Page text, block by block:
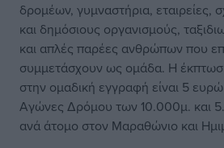
δρομέων, γυμναστήρια, εταιρείες,
και δημόσιους οργανισμούς,
και απλές παρέες ανθρώπων που
συμμετάσχουν ως ομάδα. Η
στην ομαδική εγγραφή είναι 5
Αγώνες Δρόμου των 10.000μ. και
ανά άτομο στον Μαραθώνιο και